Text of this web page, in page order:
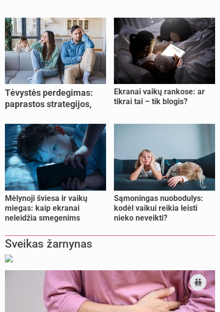
Tėvystės perdegimas:
paprastos strategijos,
jėgas
Ekranai vaikų rankose: ar
tikrai tai – tik blogis?
Mėlynoji šviesa ir vaikų
miegas: kaip ekranai
neleidžia smegenims
Sąmoningas nuobodulys:
kodėl vaikui reikia leisti
nieko neveikti?
Sveikas žarnynas